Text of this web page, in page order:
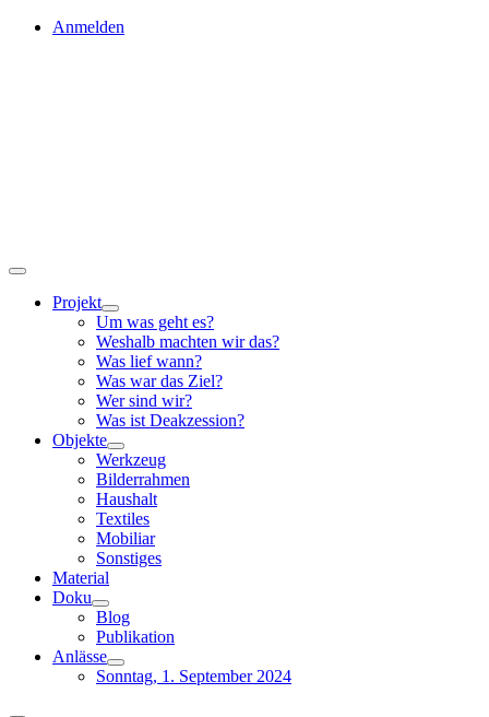
Skip
Anmelden
Toggle
Navigation
Projekt
Um was geht es?
Weshalb machten wir das?
Was lief wann?
Was war das Ziel?
Wer sind wir?
Was ist Deakzession?
Objekte
Werkzeug
Bilderrahmen
Haushalt
Textiles
Mobiliar
Sonstiges
Material
Doku
Blog
Publikation
Anlässe
Sonntag, 1. September 2024